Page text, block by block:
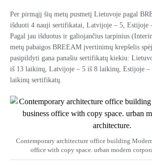
Per pirmąjį šių metų pusmetį Lietuvoje pagal
išduoti 4 nauji sertifikatai, Latvijoje – 5, Estijoje
Pagal jau išduotus ir galiojančius tarpinius
metų pabaigos BREEAM įvertinimų krepšelis
pasipildyti gana panašiu sertifikatų kiekiu:
iš 13 laikinų, Latvijoje – 5 iš 8 laikinų, Estijoje –
laikinų sertifikatų.
Contemporary architecture office building
office with copy space. urban modern